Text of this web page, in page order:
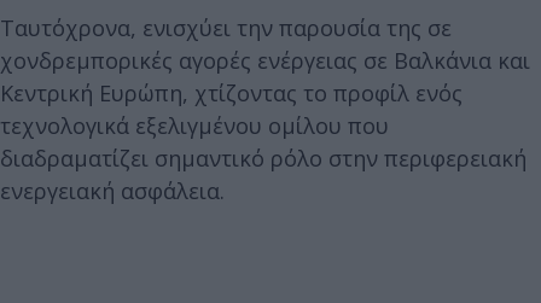
Ταυτόχρονα, ενισχύει την παρουσία της σε
χονδρεμπορικές αγορές ενέργειας σε Βαλκάνια και
Κεντρική Ευρώπη, χτίζοντας το προφίλ ενός
τεχνολογικά εξελιγμένου ομίλου που
διαδραματίζει σημαντικό ρόλο στην περιφερειακή
ενεργειακή ασφάλεια.